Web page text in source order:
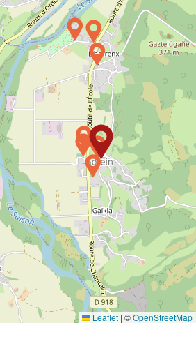
Leaflet | ©OpenStreetMap